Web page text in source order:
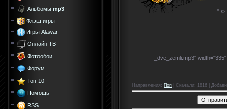
Альбомы mp3
Флэш игры
Игры Alawar
Онлайн ТВ
Фотообои
Форум
Топ 10
Помощь
RSS
" />
_dve_zemli.mp3"
Направления : Поп Скачали: 1816 |